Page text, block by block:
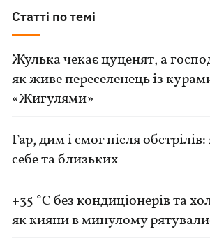
Статті по темі
Жулька чекає цуценят, а
як живе переселенець із
«Жигулями»
Гар, дим і смог після
себе та близьких
+35 °C без кондиціонерів та
як кияни в минулому